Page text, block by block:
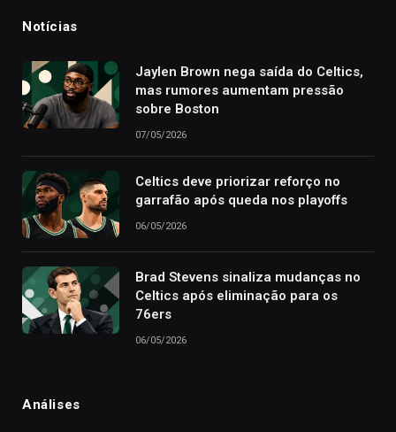
Notícias
Jaylen Brown nega saída do Celtics,
mas rumores aumentam pressão
sobre Boston
07/05/2026
Celtics deve priorizar reforço no
garrafão após queda nos playoffs
06/05/2026
Brad Stevens sinaliza mudanças no
Celtics após eliminação para os
76ers
06/05/2026
Análises